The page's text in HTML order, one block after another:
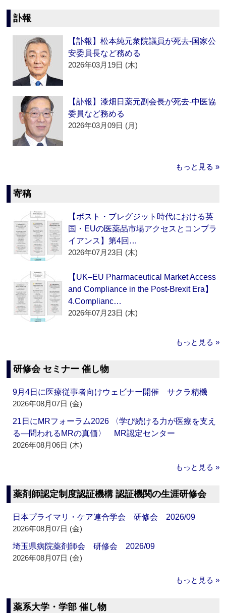
訃報
【訃報】松本純元衆院議員が死去‐国家公
安委員長など務める
2026年03月19日 (木)
【訃報】漆畑日薬元副会長が死去‐中医協
委員など務める
2026年03月09日 (月)
もっと見る »
寄稿
【ポスト・ブレグジット時代における英
国・EUの医薬品市場アクセスとコンプラ
イアンス】第4回…
2026年07月23日 (木)
【UK–EU Pharmaceutical Market Access
and Compliance in the Post-Brexit Era】
4.Complianc…
2026年07月23日 (木)
もっと見る »
研修会 セミナー 催し物
9月4日に医療従事者向けウェビナー開催 サクラ精機
2026年08月07日 (金)
21日にMRフォーラム2026 〈学び続ける力が医療を支え
る―問われるMRの真価〉 MR認定センター
2026年08月06日 (木)
もっと見る »
薬剤師認定制度認証機構 認証機関の生涯研修会
日本プライマリ・ケア連合学会 研修会 2026/09
2026年08月07日 (金)
埼玉県病院薬剤師会 研修会 2026/09
2026年08月07日 (金)
もっと見る »
薬系大学・学部 催し物